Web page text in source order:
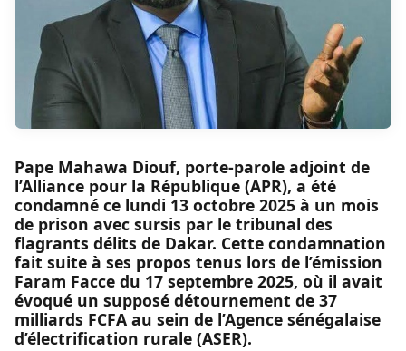
Pape Mahawa Diouf, porte-parole adjoint de
l’Alliance pour la République (APR), a été
condamné ce lundi 13 octobre 2025 à un mois
de prison avec sursis par le tribunal des
flagrants délits de Dakar. Cette condamnation
fait suite à ses propos tenus lors de l’émission
Faram Facce du 17 septembre 2025, où il avait
évoqué un supposé détournement de 37
milliards FCFA au sein de l’Agence sénégalaise
d’électrification rurale (ASER).